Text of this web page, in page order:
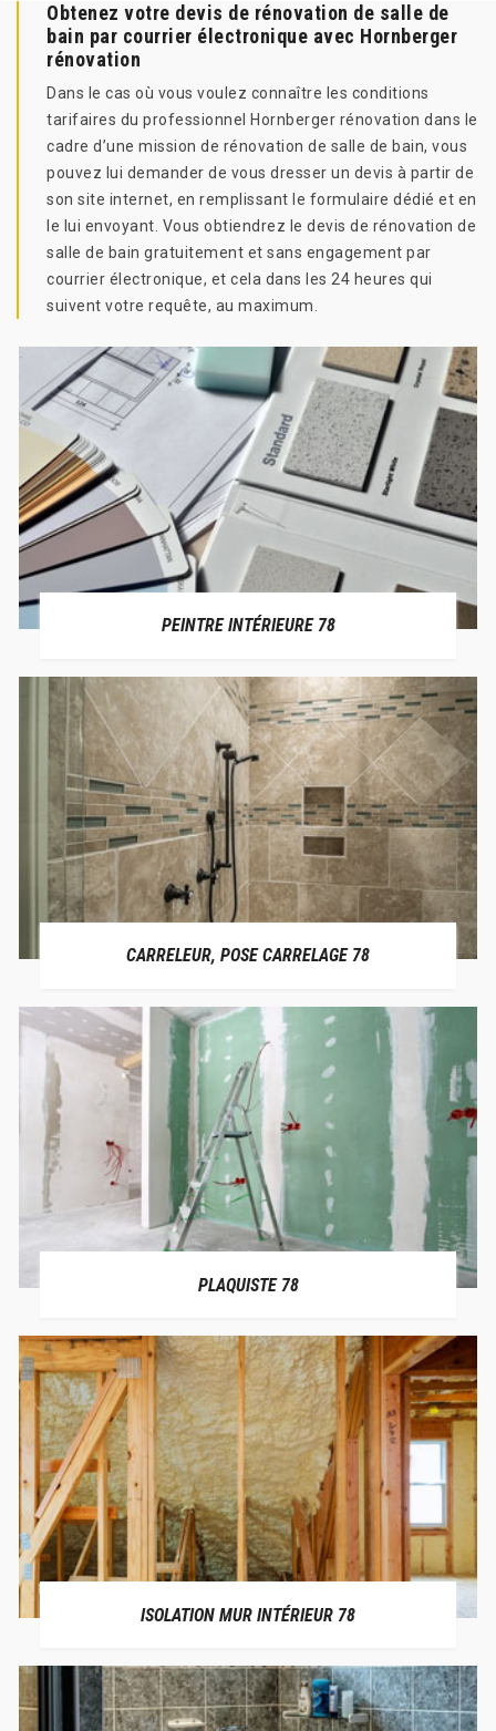
Obtenez votre devis de rénovation de salle de
bain par courrier électronique avec Hornberger
rénovation
Dans le cas où vous voulez connaître les conditions
tarifaires du professionnel Hornberger rénovation dans le
cadre d’une mission de rénovation de salle de bain, vous
pouvez lui demander de vous dresser un devis à partir de
son site internet, en remplissant le formulaire dédié et en
le lui envoyant. Vous obtiendrez le devis de rénovation de
salle de bain gratuitement et sans engagement par
courrier électronique, et cela dans les 24 heures qui
suivent votre requête, au maximum.
PEINTRE INTÉRIEURE 78
CARRELEUR, POSE CARRELAGE 78
PLAQUISTE 78
ISOLATION MUR INTÉRIEUR 78